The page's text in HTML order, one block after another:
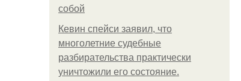
собой
Кевин спейси заявил, что
многолетние судебные
разбирательства практически
уничтожили его состояние.